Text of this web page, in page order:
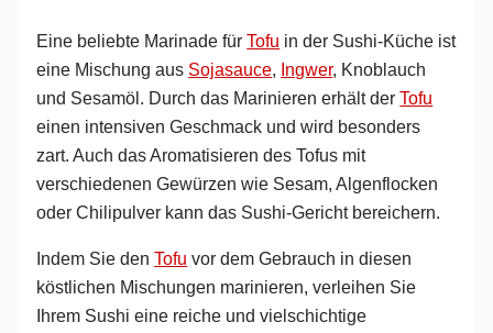
Eine beliebte Marinade fürTofu in der Sushi-Küche ist
eine Mischung aus Sojasauce, Ingwer, Knoblauch
und Sesamöl. Durch das Marinieren erhält derTofu
einen intensiven Geschmack und wird besonders
zart. Auch das Aromatisieren des Tofus mit
verschiedenen Gewürzen wie Sesam, Algenflocken
oder Chilipulver kann das Sushi-Gericht bereichern.
Indem Sie denTofu vor dem Gebrauch in diesen
köstlichen Mischungen marinieren, verleihen Sie
Ihrem Sushi eine reiche und vielschichtige